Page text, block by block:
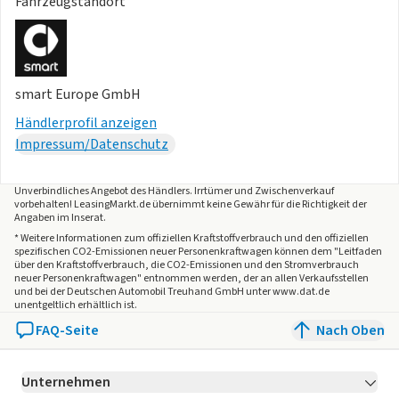
- Fahrersitz, elektrische Sechswege-Verstellung mit
Lendenwirbelstütze
- ISOFIX und Befestigungspunkte für den oberen Haltegurt
des Kindersitzes hinten (zwei Außensitze)
- Rücksitzbankverstellung, längs verstellbar
- Kopfstützen der Fondsitze, manuell verstellbar (nach
oben/unten)
- ISOFIX mit Verankerung oben am Beifahrersitz
- Easy-Entry Einstiegshilfe
- Armlehne im Fond mit 2 Cupholdern und
Durchlademöglichkeit
- Lenkradmaterial: Kunstleder
- Lenkradverstellung - vierfach, manuell
- Material des Armaturenbretts: Kunstleder-Einfassung
- Multifunktionslenkrad mit physischen Tasten
- Konsolen-Armlehnenbox – Luftaustritt zur Kühlung
smart Europe GmbH
Händlerprofil anzeigen
Impressum/Datenschutz
Unverbindliches Angebot desHändlers. Irrtümer und Zwischenverkauf
vorbehalten! LeasingMarkt.de übernimmt keine Gewähr für die Richtigkeit der
Angaben im Inserat.
* Weitere Informationen zum offiziellen Kraftstoffverbrauch und den offiziellen
spezifischen CO2-Emissionen neuer Personenkraftwagen können dem "Leitfaden
über den Kraftstoffverbrauch, die CO2-Emissionen und den Stromverbrauch
neuer Personenkraftwagen" entnommen werden, der an allen Verkaufsstellen
und bei der Deutschen Automobil Treuhand GmbH unter www.dat.de
unentgeltlich erhältlich ist.
FAQ-Seite Nach Oben
Unternehmen